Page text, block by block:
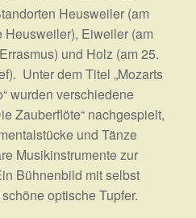
Heusweiler (am
Eiweiler (am
und Holz (am 25.
Unter dem Titel „Mozarts
wurden verschiedene
Zauberflöte“ nachgespielt,
und Tänze
Musikinstrumente zur
Bühnenbild mit selbst
optische Tupfer.